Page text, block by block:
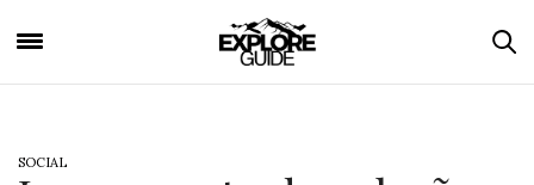
SOCIAL